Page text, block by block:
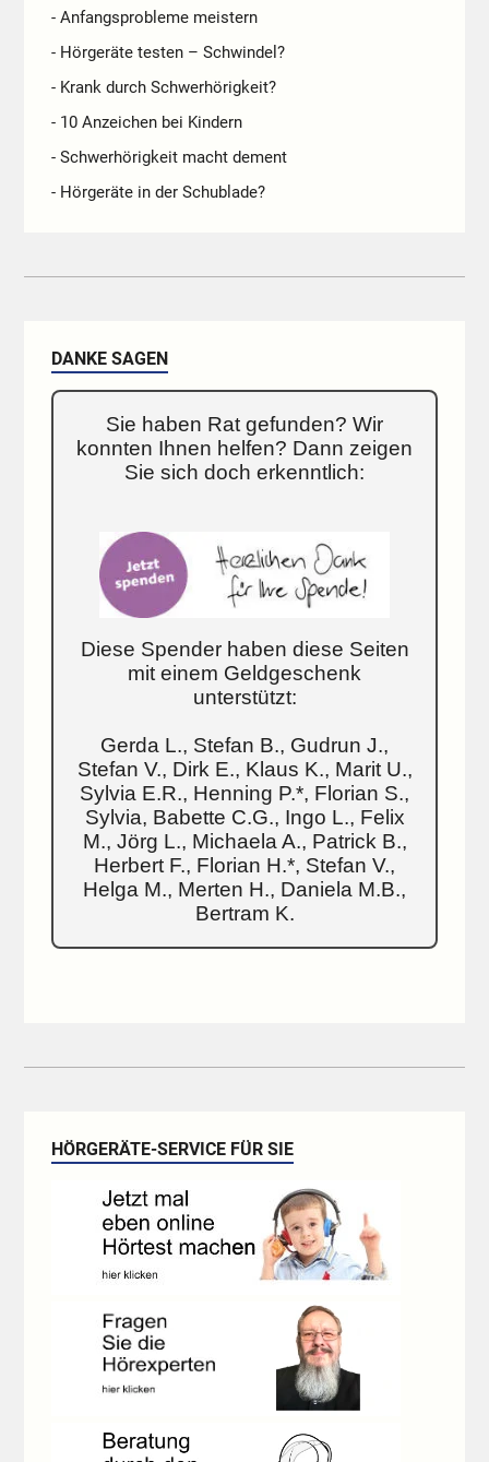
- Anfangsprobleme meistern
- Hörgeräte testen – Schwindel?
- Krank durch Schwerhörigkeit?
- 10 Anzeichen bei Kindern
- Schwerhörigkeit macht dement
- Hörgeräte in der Schublade?
DANKE SAGEN
Sie haben Rat gefunden? Wir
konnten Ihnen helfen? Dann zeigen
Sie sich doch erkenntlich:
Diese Spender haben diese Seiten
mit einem Geldgeschenk
unterstützt:
Gerda L., Stefan B., Gudrun J.,
Stefan V., Dirk E., Klaus K., Marit U.,
Sylvia E.R., Henning P.*, Florian S.,
Sylvia, Babette C.G., Ingo L., Felix
M., Jörg L., Michaela A., Patrick B.,
Herbert F., Florian H.*, Stefan V.,
Helga M., Merten H., Daniela M.B.,
Bertram K.
HÖRGERÄTE-SERVICE FÜR SIE